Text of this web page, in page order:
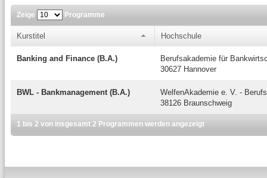
Zeige Programme
Kurstitel Hochschule
Banking and Finance (B.A.)
Berufsakademie für
30627 Hannover
BWL - Bankmanagement (B.A.)
WelfenAkademie e. V. -
38126 Braunschweig
1 bis 2 von insgesamt 2 Programmen werden angezeigt